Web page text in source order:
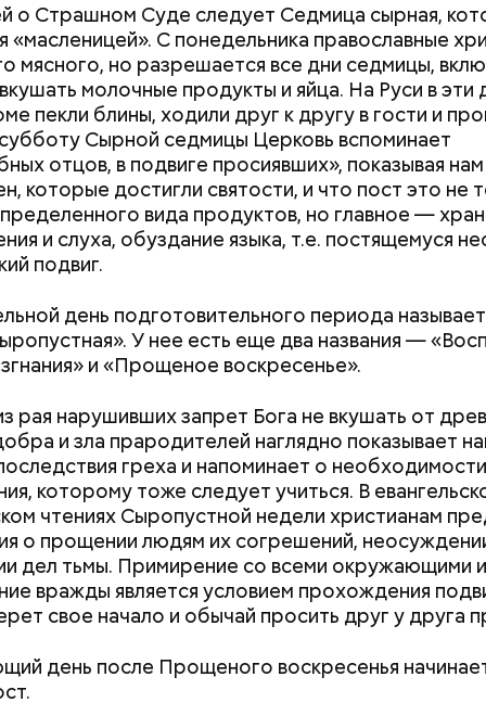
о Страшном Суде следует Седмица сырная,
«масленицей». С понедельника православные
мясного, но разрешается все дни седмицы,
молочные продукты и яйца. На Руси в эти
пекли блины, ходили друг к другу в гости и
субботу Сырной седмицы Церковь вспоминает
отцов, в подвиге просиявших», показывая
которые достигли святости, и что пост это не
вида продуктов, но главное —
и слуха, обуздание языка, т.е. постящемуся
подвиг.
день подготовительного периода
У нее есть еще два названия —
и «Прощеное воскресенье».
рая нарушивших запрет Бога не вкушать от
и зла прародителей наглядно показывает
греха и напоминает о необходимости
которому тоже следует учиться. В
чтениях Сыропустной недели христианам
о прощении людям их согрешений,
дел тьмы. Примирение со всеми окружающими и
вражды является условием прохождения
свое начало и обычай просить друг у друга
день после Прощеного воскресенья